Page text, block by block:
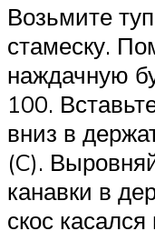
Возьмите
стамеску.
наждачную
100.
вниз в
(C).
канавки в
скос